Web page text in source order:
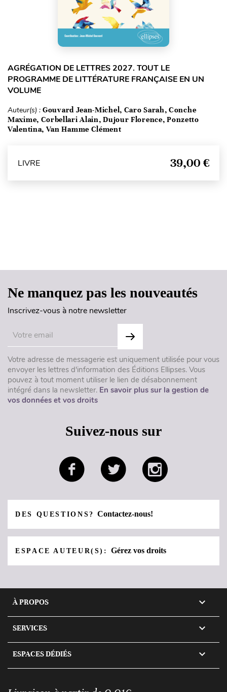
AGRÉGATION DE LETTRES 2027. TOUT LE
PROGRAMME DE LITTÉRATURE FRANÇAISE EN UN
VOLUME
Auteur(s) : Gouvard Jean-Michel, Caro Sarah, Conche
Maxime, Corbellari Alain, Dujour Florence, Ponzetto
Valentina, Van Hamme Clément
LIVRE 39,00 €
Ne manquez pas les nouveautés
Inscrivez-vous à notre newsletter
Votre adresse de messagerie est uniquement utilisée pour vous
envoyer les lettres d'information des Éditions Ellipses. Vous
pouvez à tout moment utiliser le lien de désabonnement
intégré dans la newsletter. En savoir plus sur la gestion de
vos données et vos droits
Suivez-nous sur
DES QUESTIONS?Contactez-nous!
ESPACE AUTEUR(S):Gérez vos droits
À PROPOS 
SERVICES 
ESPACES DÉDIÉS 